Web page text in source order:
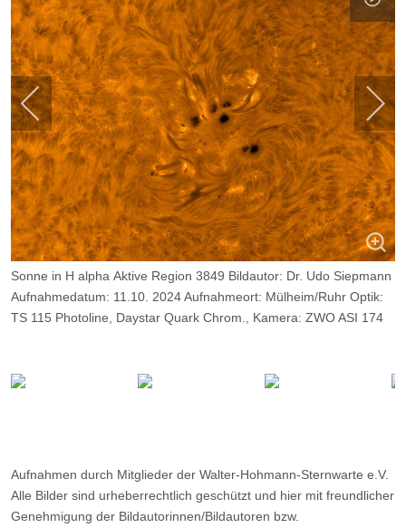
Sonne in H alpha Aktive Region 3849 Bildautor: Dr. Udo Siepmann
Aufnahmedatum: 11.10. 2024 Aufnahmeort: Mülheim/Ruhr Optik:
TS 115 Photoline, Daystar Quark Chrom., Kamera: ZWO ASI 174
Aufnahmen durch Mitglieder der Walter-Hohmann-Sternwarte e.V.
Alle Bilder sind urheberrechtlich geschützt und hier mit freundlicher
Genehmigung der Bildautorinnen/Bildautoren bzw.